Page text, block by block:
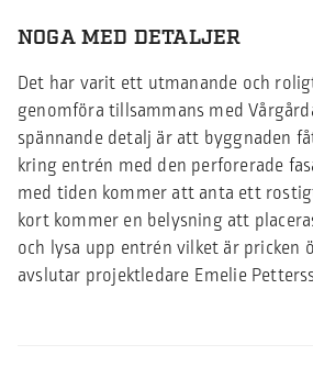
NOGA MED DETALJER
Det har varit ett utmanande och
genomföra tillsammans med
spännande detalj är att byggnaden
kring entrén med den perforerade
med tiden kommer att anta ett
kort kommer en belysning att
och lysa upp entrén vilket är pricken
avslutar projektledare Emelie